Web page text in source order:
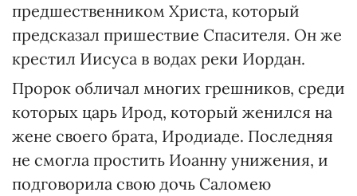
предшественником Христа, который
предсказал пришествие Спасителя. Он же
крестил Иисуса в водах реки Иордан.
Пророк обличал многих грешников, среди
которых царь Ирод, который женился на
жене своего брата, Иродиаде. Последняя
не смогла простить Иоанну унижения, и
подговорила свою дочь Саломею